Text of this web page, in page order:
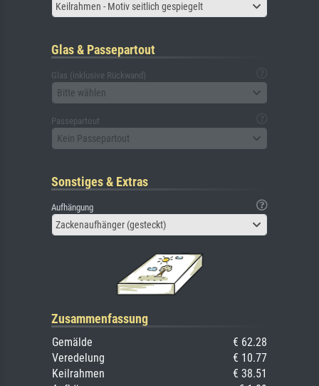
Keilrahmen - Motiv seitlich gespiegelt
Glas & Passepartout
Glas (inklusive Rückwand)
Bitte wählen
Passepartout
Kein Passepartout
Sonstiges & Extras
Aufhängung
Zackenaufhänger (gesteckt)
Zusammenfassung
Gemälde
€ 62.28
Veredelung
€ 10.77
Keilrahmen
€ 38.51